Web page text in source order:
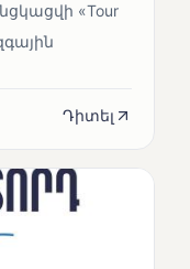
«Tour
Դիտել